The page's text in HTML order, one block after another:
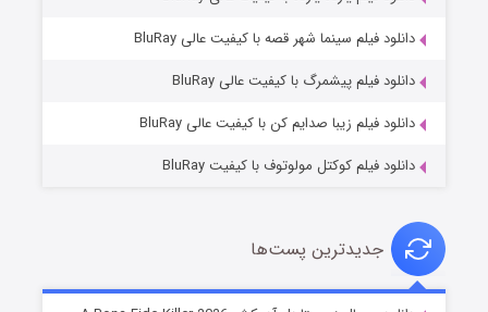
شوگر فصل ۲
دانلود فیلم سینما شهر قصه با کیفیت عالی BluRay
دانلود فیلم پیشمرگ با کیفیت عالی BluRay
دانلود فیلم زیبا صدایم کن با کیفیت عالی BluRay
دانلود فیلم کوکتل مولوتوف با کیفیت BluRay
جدیدترین پست‌ها